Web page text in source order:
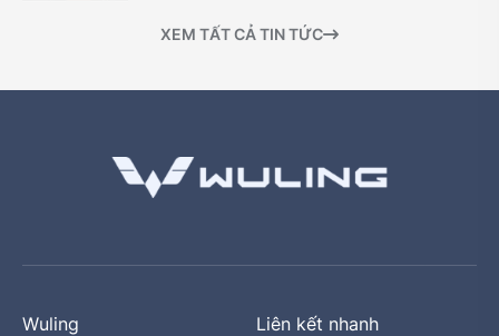
XEM TẤT CẢ TIN TỨC
Wuling Liên kết nhanh